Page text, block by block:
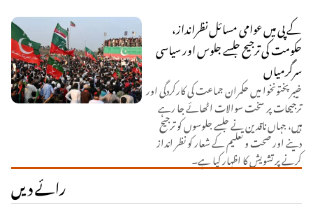
کے پی میں عوامی مسائل نظرانداز،
حکومت کی ترجیح جلسے جلوس اور سیاسی
سرگرمیاں
خیبر پختونخوا میں حکمران جماعت کی کارکردگی اور
ترجیحات پر سخت سوالات اٹھائے جا رہے
ہیں، جہاں ناقدین نے جلسے جلوسوں کو ترجیح
دینے اور صحت و تعلیم کے شعار کو نظر انداز
کرنے پر تشویش کا اظہار کیا ہے۔
رائے دیں